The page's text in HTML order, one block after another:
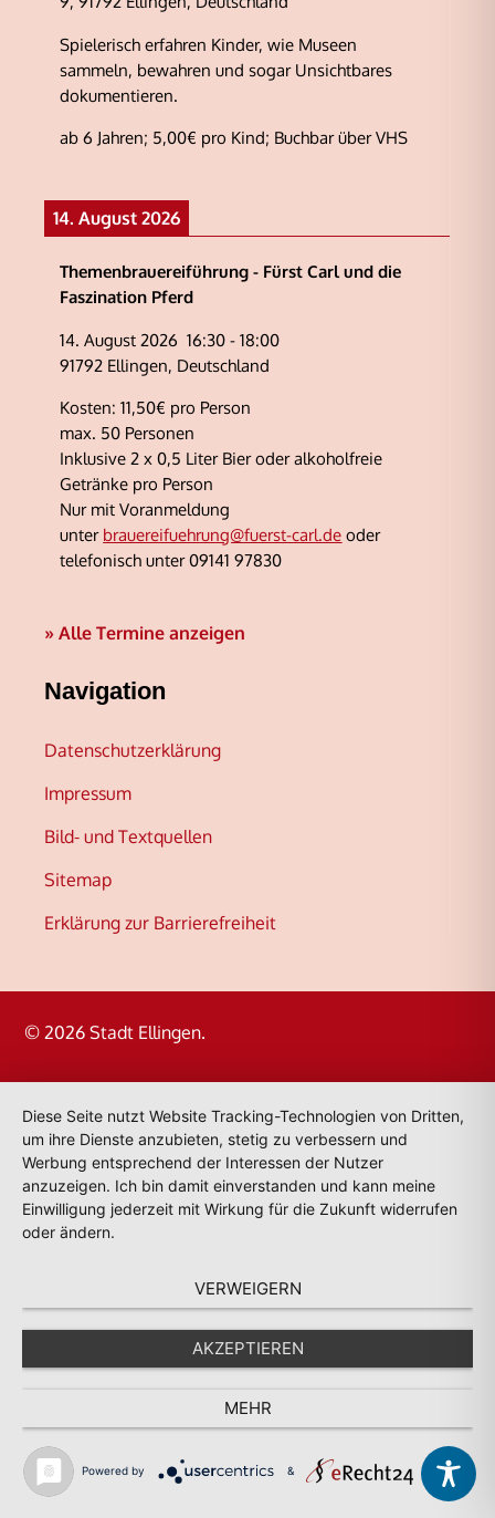
Spielerisch erfahren Kinder, wie Museen
sammeln, bewahren und sogar Unsichtbares
dokumentieren.
ab 6 Jahren; 5,00€ pro Kind; Buchbar über VHS
14. August 2026
Themenbrauereiführung - Fürst Carl und die
Faszination Pferd
14. August 2026 16:30 -18:00
91792 Ellingen, Deutschland
Kosten: 11,50€ pro Person
max. 50 Personen
Inklusive 2 x 0,5 Liter Bier oder alkoholfreie
Getränke pro Person
Nur mit Voranmeldung
unter brauereifuehrung@fuerst-carl.de oder
telefonisch unter 09141 97830
» Alle Termine anzeigen
Navigation
Datenschutzerklärung
Impressum
Bild- und Textquellen
Sitemap
Erklärung zur Barrierefreiheit
© 2026Stadt Ellingen.
Diese Seite nutzt Website Tracking-Technologien von Dritten,
um ihre Dienste anzubieten, stetig zu verbessern und
Werbung entsprechend der Interessen der Nutzer
anzuzeigen. Ich bin damit einverstanden und kann meine
Einwilligung jederzeit mit Wirkung für die Zukunft widerrufen
oder ändern.
VERWEIGERN
AKZEPTIEREN
MEHR
Powered by &